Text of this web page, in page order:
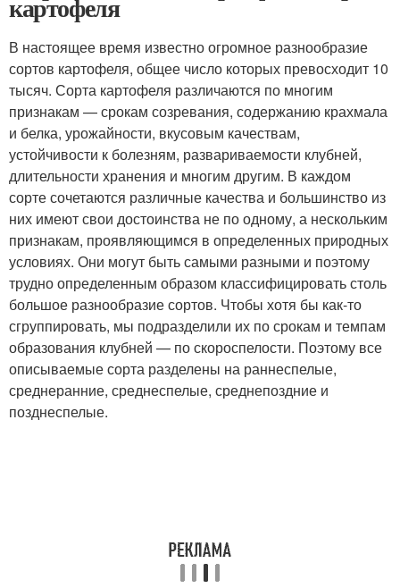
картофеля
В настоящее время известно огромное разнообразие
сортов картофеля, общее число которых превосходит 10
тысяч. Сорта картофеля различаются по многим
признакам — срокам созревания, содержанию крахмала
и белка, урожайности, вкусовым качествам,
устойчивости к болезням, развариваемости клубней,
длительности хранения и многим другим. В каждом
сорте сочетаются различные качества и большинство из
них имеют свои достоинства не по одному, а нескольким
признакам, проявляющимся в определенных природных
условиях. Они могут быть самыми разными и поэтому
трудно определенным образом классифицировать столь
большое разнообразие сортов. Чтобы хотя бы как-то
сгруппировать, мы подразделили их по срокам и темпам
образования клубней — по скороспелости. Поэтому все
описываемые сорта разделены на раннеспелые,
среднеранние, среднеспелые, среднепоздние и
позднеспелые.